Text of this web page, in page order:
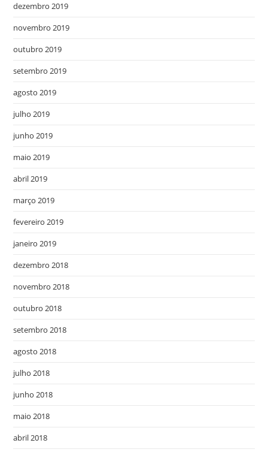
dezembro 2019
novembro 2019
outubro 2019
setembro 2019
agosto 2019
julho 2019
junho 2019
maio 2019
abril 2019
março 2019
fevereiro 2019
janeiro 2019
dezembro 2018
novembro 2018
outubro 2018
setembro 2018
agosto 2018
julho 2018
junho 2018
maio 2018
abril 2018